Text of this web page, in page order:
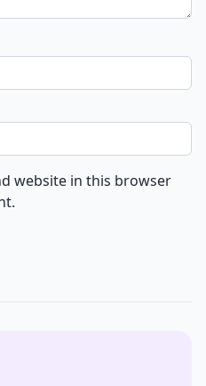
website in this browser